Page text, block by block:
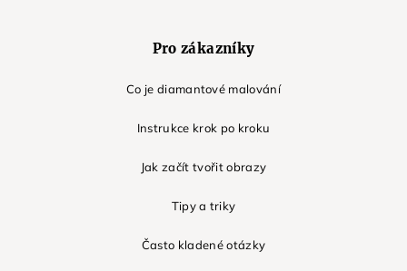
Pro zákazníky
Co je diamantové malování
Instrukce krok po kroku
Jak začít tvořit obrazy
Tipy a triky
Často kladené otázky